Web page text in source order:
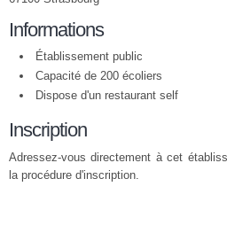
Informations
Établissement public
Capacité de 200 écoliers
Dispose d'un restaurant self
Inscription
Adressez-vous directement à cet
la procédure d'inscription.